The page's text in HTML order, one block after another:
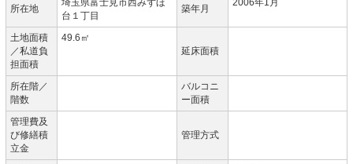
所在地
埼玉県富士見市西みずほ
台１丁目
築年月
2006年1月
土地面積
／私道負
担面積
49.6㎡
延床面積
所在階／
階数
バルコニ
ー面積
管理費及
び修繕積
立金
管理方式